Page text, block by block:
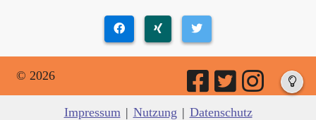
© 2026
Impressum | Nutzung | Datenschutz